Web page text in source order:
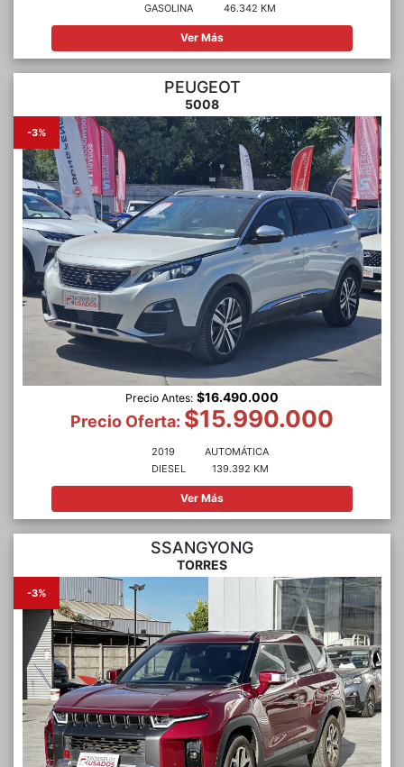
GASOLINA
46.342 KM
Ver Más
PEUGEOT
5008
-3%
Precio Antes: $16.490.000
Precio Oferta: $15.990.000
2019
DIESEL
AUTOMÁTICA
139.392 KM
Ver Más
SSANGYONG
TORRES
-3%